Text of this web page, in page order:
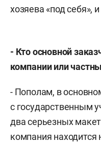
хозяева «под себя»,
- Кто основной
компании или
- Пополам, в
с государственным
два серьезных
компания